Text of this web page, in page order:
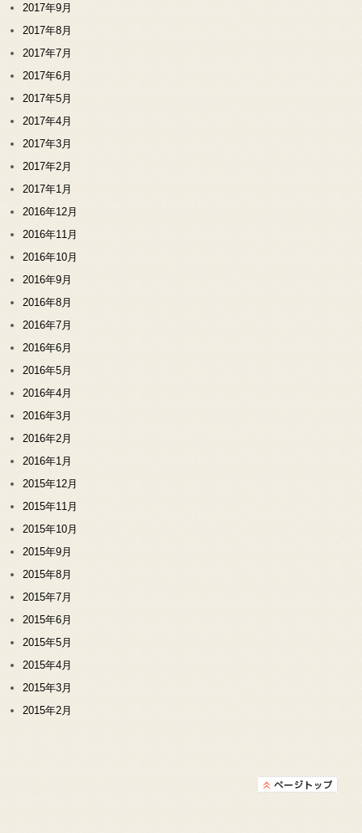
2017年9月
2017年8月
2017年7月
2017年6月
2017年5月
2017年4月
2017年3月
2017年2月
2017年1月
2016年12月
2016年11月
2016年10月
2016年9月
2016年8月
2016年7月
2016年6月
2016年5月
2016年4月
2016年3月
2016年2月
2016年1月
2015年12月
2015年11月
2015年10月
2015年9月
2015年8月
2015年7月
2015年6月
2015年5月
2015年4月
2015年3月
2015年2月